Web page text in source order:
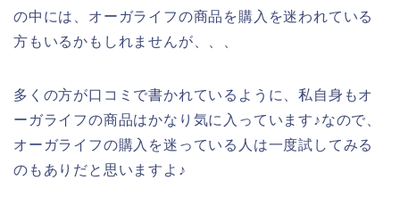
の中には、オーガライフの商品を購入を迷われている
方もいるかもしれませんが、、、
多くの方が口コミで書かれているように、私自身もオ
ーガライフの商品はかなり気に入っています♪なので、
オーガライフの購入を迷っている人は一度試してみる
のもありだと思いますよ♪